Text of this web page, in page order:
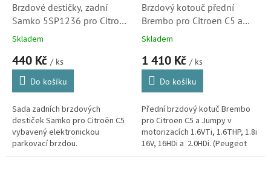
Brzdové destičky, zadní
Samko 5SP1236 pro Citroen
C5 (425405)
Skladem
440 Kč / ks
Do košíku
Sada zadních brzdových
destiček Samko pro Citroën C5
vybavený elektronickou
parkovací brzdou.
Brzdový kotouč přední
Brembo pro Citroen C5 a
Jumpy (4249K0, 424992,
Skladem
1 410 Kč / ks
Do košíku
Přední brzdový kotuč Brembo
pro Citroen C5 a Jumpy v
motorizacích 1.6VTi, 1.6THP, 1.8i
16V, 16HDi a 2.0HDi. (Peugeot
407,Expert a Fiat Scudo)